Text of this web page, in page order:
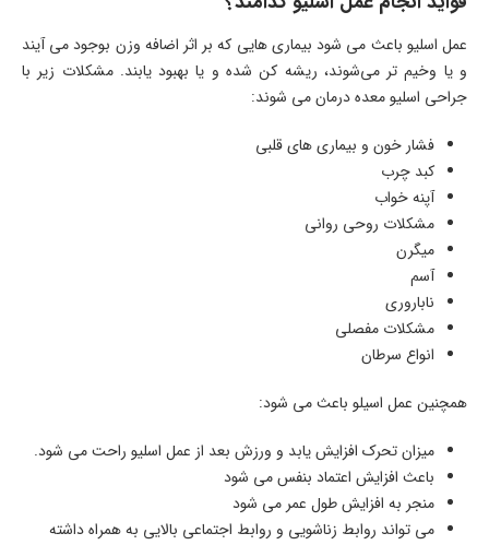
عمل اسلیو باعث می شود بیماری هایی که بر اثر اضافه وزن بوجود می آیند
و یا وخیم تر می‌شوند، ریشه کن شده و یا بهبود یابند. مشکلات زیر با
جراحی اسلیو معده درمان می شوند:
فشار خون و بیماری های قلبی
کبد چرب
آپنه خواب
مشکلات روحی روانی
میگرن
آسم
ناباروری
مشکلات مفصلی
انواع سرطان
همچنین عمل اسیلو باعث می شود:
میزان تحرک افزایش یابد و ورزش بعد از عمل اسلیو راحت می شود.
باعث افزایش اعتماد بنفس می شود
منجر به افزایش طول عمر می شود
می تواند روابط زناشویی و روابط اجتماعی بالایی به همراه داشته